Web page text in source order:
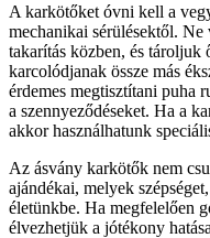
A karkötőket óvni kell a
mechanikai sérülésektől.
takarítás közben, és tároljuk
karcolódjanak össze más
érdemes megtisztítani puha
a szennyeződéseket. Ha a
akkor használhatunk
Az ásvány karkötők nem
ajándékai, melyek
életünkbe. Ha megfelelően
élvezhetjük a jótékony